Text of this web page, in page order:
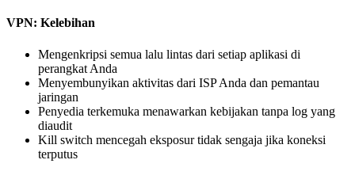
VPN: Kelebihan
Mengenkripsi semua lalu lintas dari setiap aplikasi di
perangkat Anda
Menyembunyikan aktivitas dari ISP Anda dan pemantau
jaringan
Penyedia terkemuka menawarkan kebijakan tanpa log yang
diaudit
Kill switch mencegah eksposur tidak sengaja jika koneksi
terputus